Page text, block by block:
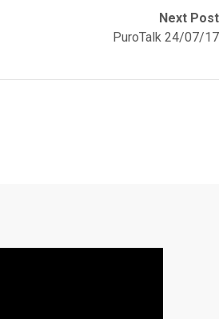
Next Post
PuroTalk 24/07/17